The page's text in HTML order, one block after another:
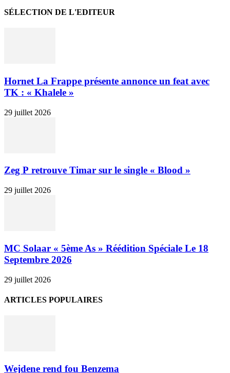
SÉLECTION DE L'EDITEUR
Hornet La Frappe présente annonce un feat avec
TK : « Khalele »
29 juillet 2026
Zeg P retrouve Timar sur le single « Blood »
29 juillet 2026
MC Solaar « 5ème As » Réédition Spéciale Le 18
Septembre 2026
29 juillet 2026
ARTICLES POPULAIRES
Wejdene rend fou Benzema